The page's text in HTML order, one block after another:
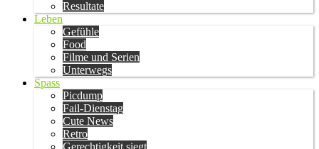
Resultate
Leben
Gefühle
Food
Filme und Serien
Unterwegs
Spass
Picdump
Fail-Dienstag
Cute News
Retro
Gerechtigkeit siegt